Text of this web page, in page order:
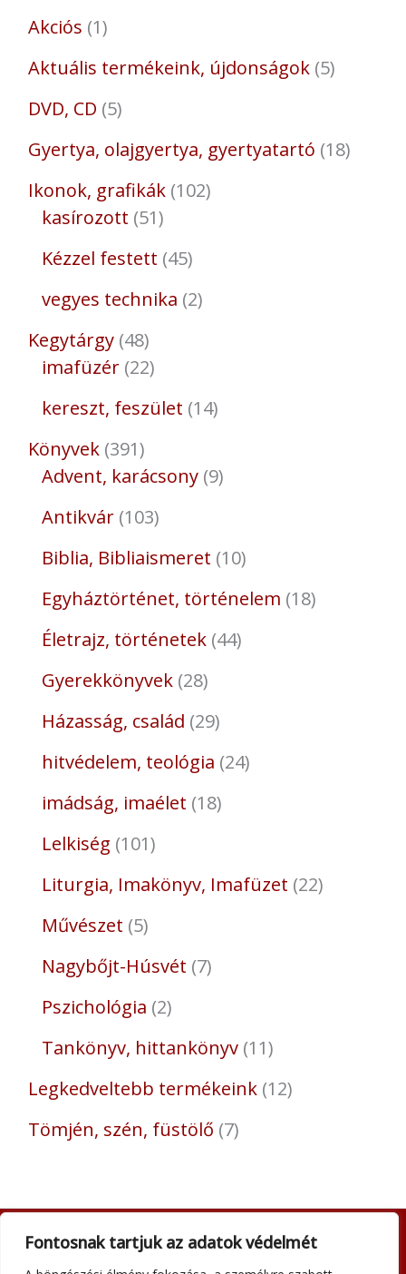
Fontosnak tartjuk az adatok védelmét
Akciós 1
Aktuális termékeink, újdonságok 5
DVD, CD 5
Gyertya, olajgyertya, gyertyatartó 18
Ikonok, grafikák 102
kasírozott 51
Kézzel festett 45
vegyes technika 2
Kegytárgy 48
imafüzér 22
kereszt, feszület 14
Könyvek 391
Advent, karácsony 9
Antikvár 103
Biblia, Bibliaismeret 10
Egyháztörténet, történelem 18
Életrajz, történetek 44
Gyerekkönyvek 28
Házasság, család 29
hitvédelem, teológia 24
imádság, imaélet 18
Lelkiség 101
Liturgia, Imakönyv, Imafüzet 22
Művészet 5
Nagybőjt-Húsvét 7
Pszichológia 2
Tankönyv, hittankönyv 11
Legkedveltebb termékeink 12
Tömjén, szén, füstölő 7
Adatkezelési tájékoztató